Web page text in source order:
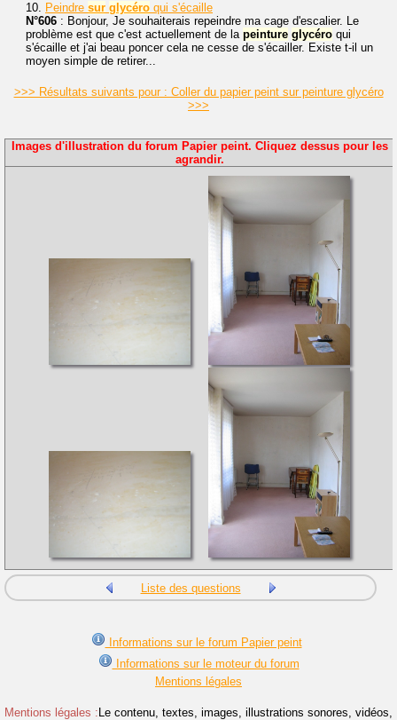
10. Peindre sur glycéro qui s'écaille
N°606 : Bonjour, Je souhaiterais repeindre ma cage d'escalier. Le
problème est que c'est actuellement de la peinture glycéro qui
s'écaille et j'ai beau poncer cela ne cesse de s'écailler. Existe t-il un
moyen simple de retirer...
>>> Résultats suivants pour : Coller du papier peint sur peinture glycéro
>>>
Images d'illustration du forum Papier peint. Cliquez dessus pour les
agrandir.
Liste des questions
Informations sur le forum Papier peint
Informations sur le moteur du forum
Mentions légales
Mentions légales :Le contenu, textes, images, illustrations sonores, vidéos,